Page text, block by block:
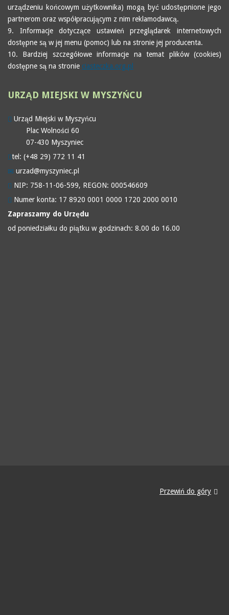
urządzeniu końcowym użytkownika) mogą być udostępnione jego
partnerom oraz współpracującym z nim reklamodawcą.
9. Informacje dotyczące ustawień przeglądarek internetowych
dostępne są w jej menu (pomoc) lub na stronie jej producenta.
10. Bardziej szczegółowe informacje na temat plików (cookies)
dostępne są na stronie ciasteczka.org.pl
URZĄD MIEJSKI W MYSZYŃCU
Urząd Miejski w Myszyńcu
Plac Wolności 60
07-430 Myszyniec
tel: (+48 29) 772 11 41
urzad@myszyniec.pl
NIP: 758-11-06-599, REGON: 000546609
Numer konta: 17 8920 0001 0000 1720 2000 0010
Zapraszamy do Urzędu
od poniedziałku do piątku w godzinach: 8.00 do 16.00
Przewiń do góry